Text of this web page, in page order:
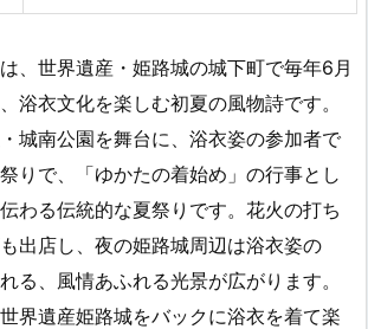
、世界遺産・姫路城の城下町で毎年6月
浴衣文化を楽しむ初夏の風物詩です。
城南公園を舞台に、浴衣姿の参加者で
りで、「ゆかたの着始め」の行事とし
わる伝統的な夏祭りです。花火の打ち
出店し、夜の姫路城周辺は浴衣姿の
る、風情あふれる光景が広がります。
界遺産姫路城をバックに浴衣を着て楽